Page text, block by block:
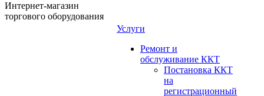
Интернет-магазин
торгового оборудования
Услуги
Ремонт и
обслуживание ККТ
Постановка ККТ
на
регистрационный